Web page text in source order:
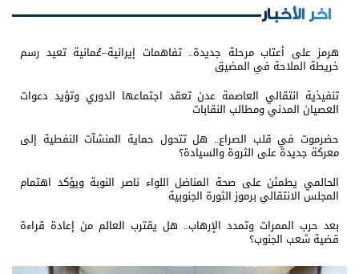
اخر الأخبار
هرمز على أعتاب مرحلة جديدة.. تفاهمات إيرانية–عُمانية تعيد رسم
خريطة الملاحة في المضيق
تنفيذية انتقالي العاصمة عدن تعقد اجتماعها الدوري وتؤيد دعوات
العصيان المدني ومطالب النقابات
حضرموت في قلب الصراع.. هل تتحول حماية المنشآت النفطية إلى
معركة جديدة على الثروة والسيادة؟
الحالمي يطمئن على صحة المناضل اللواء ناصر النوبة ويؤكد اهتمام
المجلس الانتقالي برموز الثورة الجنوبية
بعد حرب الممرات وتمدد الإرهاب.. هل يقترب العالم من إعادة قراءة
قضية شعب الجنوب؟